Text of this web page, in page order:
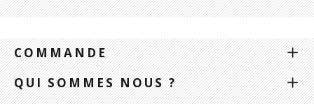
COMMANDE
QUI SOMMES NOUS ?